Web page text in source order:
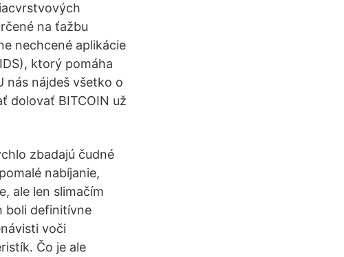
na ťažbu
nechcené aplikácie
ktorý pomáha
nájdeš všetko o
dolovať BITCOIN už
zbadajú čudné
nabíjanie,
ale len slimačím
boli definitívne
voči
Čo je ale